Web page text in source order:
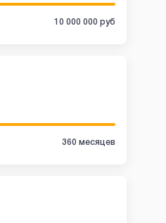
10 000 000 руб
360 месяцев